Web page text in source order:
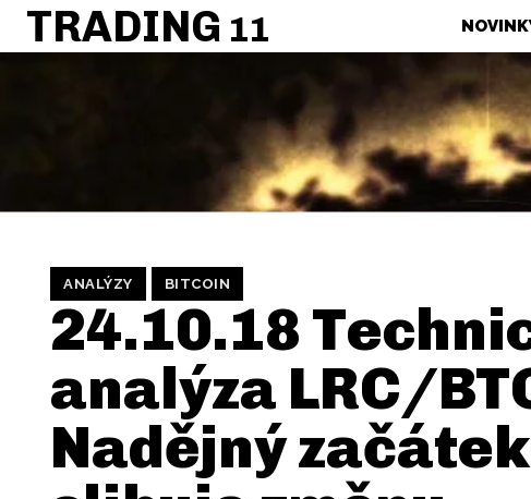
TRADING 11
ANALÝZY BITCOIN
24.10.18
analýza LRC/
Nadějný začátek